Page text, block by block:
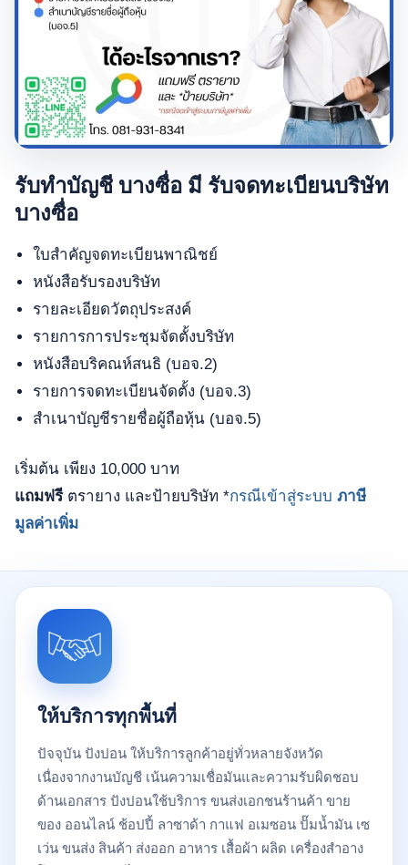
รับทำบัญชี บางซื่อ มี รับจดทะเบียนบริษัท
บางซื่อ
ใบสำคัญจดทะเบียนพาณิชย์
หนังสือรับรองบริษัท
รายละเอียดวัตถุประสงค์
รายการการประชุมจัดตั้งบริษัท
หนังสือบริคณห์สนธิ (บอจ.2)
รายการจดทะเบียนจัดตั้ง (บอจ.3)
สำเนาบัญชีรายชื่อผู้ถือหุ้น (บอจ.5)
เริ่มต้น เพียง 10,000 บาท
แถมฟรีตรายาง และป้ายบริษัท *กรณีเข้าสู่ระบบ ภาษี
มูลค่าเพิ่ม
ให้บริการทุกพื้นที่
ปัจจุบัน ปังปอน ให้บริการลูกค้าอยู่ทั่วหลายจังหวัด
เนื่องจากงานบัญชี เน้นความเชื่อมันและความรับผิดชอบ
ด้านเอกสาร ปังปอนใช้บริการ ขนส่งเอกชนร้านค้า ขาย
ของ ออนไลน์ ช้อปปี้ ลาซาด้า กาแฟ อเมซอน ปั๊มน้ำมัน เซ
เว่น ขนส่ง สินค้า ส่งออก อาหาร เสื้อผ้า ผลิด เครื่องสําอาง